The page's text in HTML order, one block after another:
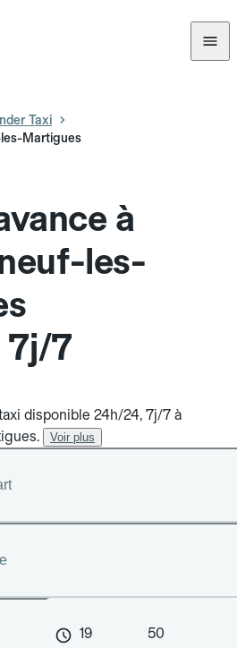
Taxi
Martigues
à
les-
7j/7
disponible 24h/24, 7j/7 à
Voir plus
19 50